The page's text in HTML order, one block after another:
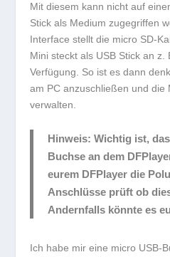
Mit diesem kann nicht auf
Stick als Medium zugegriffen
Interface stellt die micro SD-
Mini steckt als USB Stick an z.
Verfügung. So ist es dann
am PC anzuschließen und die
verwalten.
Hinweis: Wichtig ist,
Buchse an dem
eurem DFPlayer die
Anschlüsse prüft ob
Andernfalls könnte es
Ich habe mir eine micro USB-